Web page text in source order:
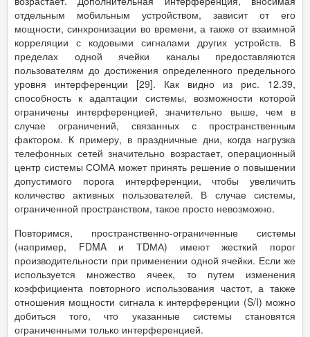
отдельным мобильным устройством, зависит от его
мощности, синхронизации во времени, а также от взаимной
корреляции с кодовыми сигналами других устройств. В
пределах одной ячейки каналы предоставляются
пользователям до достижения определенного предельного
уровня интерференции [29]. Как видно из рис. 12.39,
способность к адаптации системы, возможности которой
ограничены интерференцией, значительно выше, чем в
случае ограничений, связанных с пространственным
фактором. К примеру, в праздничные дни, когда нагрузка
телефонных сетей значительно возрастает, операционный
центр системы СОМА может принять решение о повышении
допустимого порога интерференции, чтобы увеличить
количество активных пользователей. В случае системы,
ограниченной пространством, такое просто невозможно.
Повторимся, пространственно-ограниченные системы
(например, FDMA и ТDМА) имеют жесткий порог
производительности при применении одной ячейки. Если же
используется множество ячеек, то путем изменения
коэффициента повторного использования частот, а также
отношения мощности сигнала к интерференции (S/I) можно
добиться того, что указанные системы становятся
ограниченными только интерференцией.